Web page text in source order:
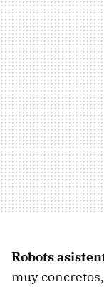
Robots
muy